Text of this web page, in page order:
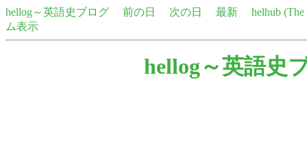
hellog～英語史ブログ 前の日 次の日 最新
helhub
ム表示
hellog～英語史